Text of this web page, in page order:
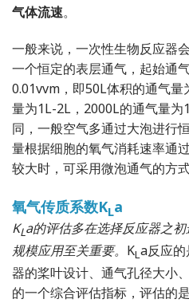
气体流速。
一般来说，一次性生物反应器
一个恒定的表层通气，起始通
0.01vvm，即50L体积的通气
量为1L-2L，2000L的通气量
同，一般空气多通过大泡进行
量根据细胞的氧气消耗速率通
较大时，可采用微泡通气的方
氧气传质系数KLa
KLa的评估多在选择反应器之
规模应用至关重要。 KLa反应
器的桨叶设计、通气孔径大小
的一个综合评估指标，评估的